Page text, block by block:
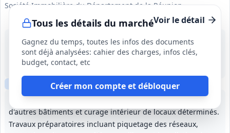
Tous les détails du marché
Gagnez du temps, toutes les infos des documents
sont déjà analysées: cahier des charges, infos clés,
budget, contact, etc
Créer mon compte et débloquer
Société Immobilière du Département de la Réunion
Voir le détail
Démolition totale d'ouvrages identifiés, démolition partielle
d'autres bâtiments et curage intérieur de locaux déterminés.
Travaux préparatoires incluant piquetage des réseaux,
19 août 2026
Saint-Denis (974)
5 mois (1 mois de préparation inclus)
Clause sociale Visiterequise